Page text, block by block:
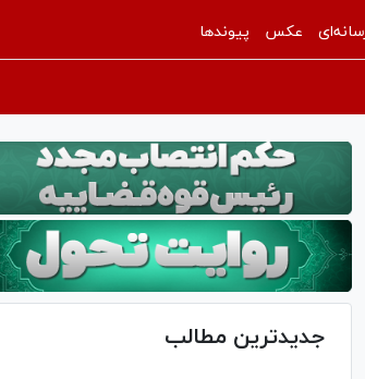
عکس پیوندها
جدیدترین مطالب